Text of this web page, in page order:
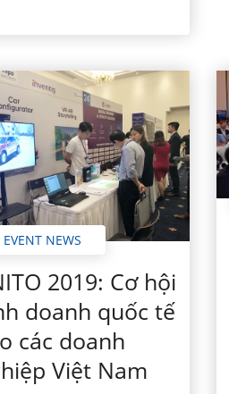
EVENT NEWS
2019: Cơ hội
doanh quốc tế
các doanh
Việt Nam